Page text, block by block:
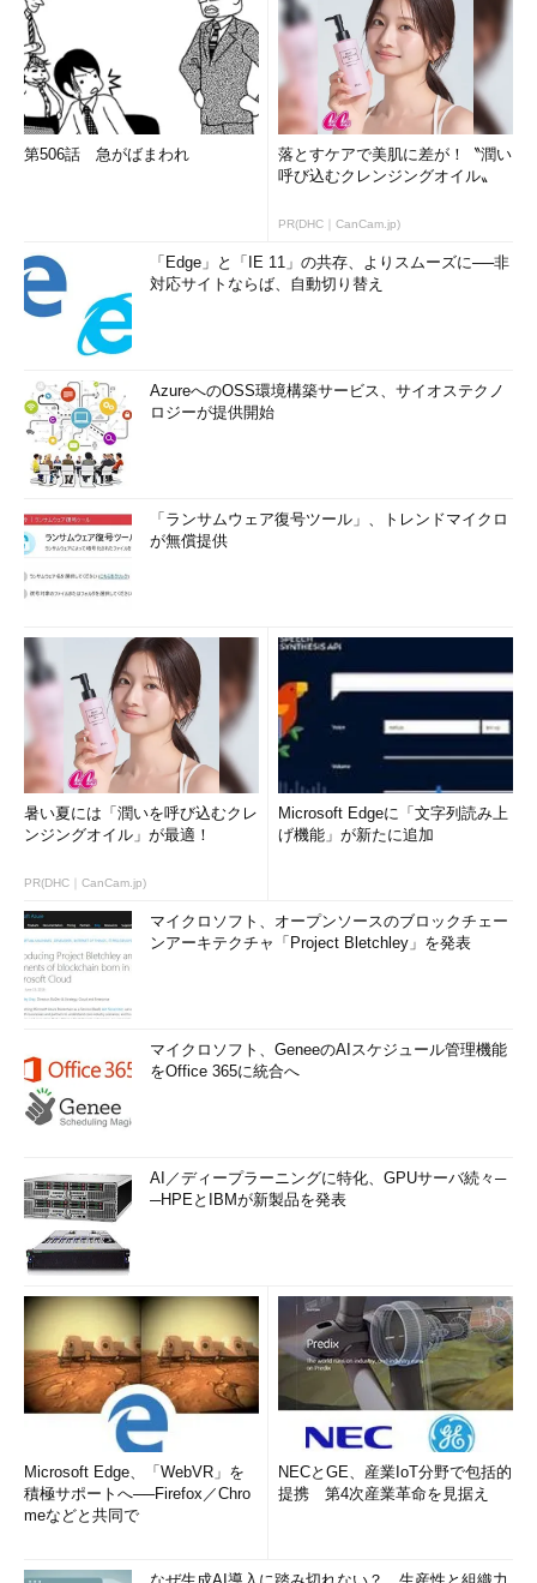
第506話 急がばまわれ
落とすケアで美肌に差が！〝潤い
呼び込むクレンジングオイル〟
PR(DHC｜CanCam.jp)
「Edge」と「IE 11」の共存、よりスムーズに──非
対応サイトならば、自動切り替え
AzureへのOSS環境構築サービス、サイオステクノ
ロジーが提供開始
「ランサムウェア復号ツール」、トレンドマイクロ
が無償提供
暑い夏には「潤いを呼び込むクレ
ンジングオイル」が最適！
PR(DHC｜CanCam.jp)
Microsoft Edgeに「文字列読み上
げ機能」が新たに追加
マイクロソフト、オープンソースのブロックチェー
ンアーキテクチャ「Project Bletchley」を発表
マイクロソフト、GeneeのAIスケジュール管理機能
をOffice 365に統合へ
AI／ディープラーニングに特化、GPUサーバ続々─
─HPEとIBMが新製品を発表
Microsoft Edge、「WebVR」を
積極サポートへ──Firefox／Chro
meなどと共同で
NECとGE、産業IoT分野で包括的
提携 第4次産業革命を見据え